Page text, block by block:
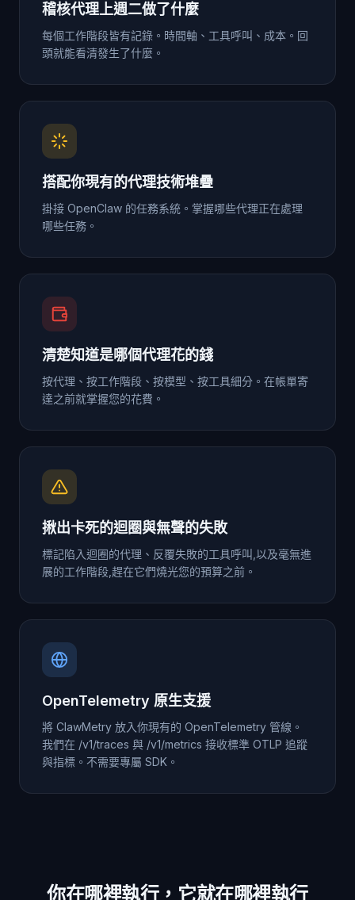
稽核代理上週二做了什麼
每個工作階段皆有記錄。時間軸、工具呼叫、成本。回
頭就能看清發生了什麼。
搭配你現有的代理技術堆疊
掛接 OpenClaw 的任務系統。掌握哪些代理正在處理
哪些任務。
清楚知道是哪個代理花的錢
按代理、按工作階段、按模型、按工具細分。在帳單寄
達之前就掌握您的花費。
揪出卡死的迴圈與無聲的失敗
標記陷入迴圈的代理、反覆失敗的工具呼叫,以及毫無進
展的工作階段,趕在它們燒光您的預算之前。
OpenTelemetry 原生支援
將 ClawMetry 放入你現有的 OpenTelemetry 管線。
我們在 /v1/traces 與 /v1/metrics 接收標準 OTLP 追蹤
與指標。不需要專屬 SDK。
你在哪裡執行，它就在哪裡執行